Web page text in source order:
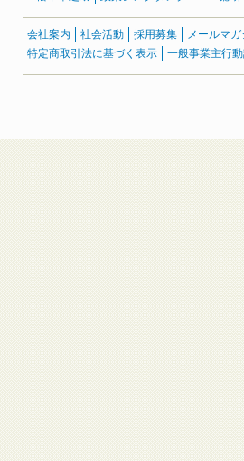
会社案内 社会活動 採用募集 メールマガ
特定商取引法に基づく表示
一般事業主行